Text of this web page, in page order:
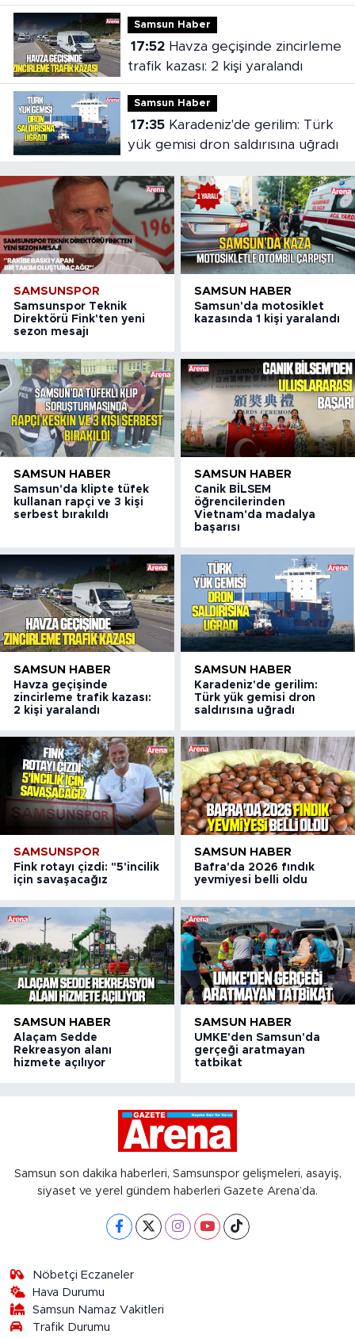
madalya başarısı
Samsun Haber
17:52Havza geçişinde zincirleme
trafik kazası: 2 kişi yaralandı
Samsun Haber
17:35Karadeniz'de gerilim: Türk
yük gemisi dron saldırısına uğradı
SAMSUNSPOR
Samsunspor Teknik
Direktörü Fink'ten yeni
sezon mesajı
SAMSUN HABER
Samsun'da motosiklet
kazasında 1 kişi yaralandı
SAMSUN HABER
Samsun'da klipte tüfek
kullanan rapçi ve 3 kişi
serbest bırakıldı
SAMSUN HABER
Canik BİLSEM
öğrencilerinden
Vietnam'da madalya
başarısı
SAMSUN HABER
Havza geçişinde
zincirleme trafik kazası:
2 kişi yaralandı
SAMSUN HABER
Karadeniz'de gerilim:
Türk yük gemisi dron
saldırısına uğradı
SAMSUNSPOR
Fink rotayı çizdi: "5'incilik
için savaşacağız
SAMSUN HABER
Bafra'da 2026 fındık
yevmiyesi belli oldu
SAMSUN HABER
Alaçam Sedde
Rekreasyon alanı
hizmete açılıyor
SAMSUN HABER
UMKE'den Samsun'da
gerçeği aratmayan
tatbikat
Samsun son dakika haberleri, Samsunspor gelişmeleri, asayiş,
siyaset ve yerel gündem haberleri Gazete Arena’da.
Nöbetçi Eczaneler
Hava Durumu
Samsun Namaz Vakitleri
Trafik Durumu